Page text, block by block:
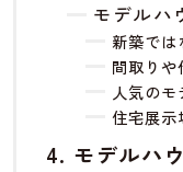
モデルハ
新築で
間取り
人気の
住宅展示
モデルハ